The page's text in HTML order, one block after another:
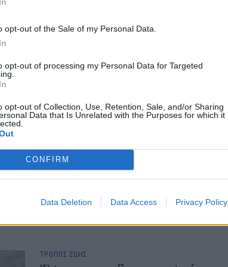
opt-out of the Sale of my Personal Data.
opt-out of processing my Personal Data for Targeted
opt-out of Collection, Use, Retention, Sale, and/or Sharing
Data that Is Unrelated with the Purposes for which it
CONFIRM
Data Deletion Data Access Privacy Policy
Ασφάλεια ζωής: Πότε αξίζει,
και πώς να επιλέξετε
αντιμέτωποι με ένα συμβόλαιο ασφάλισης
«αν τώρα είναι η κατάλληλη στιγμή για να το
κάνω», «αν πραγματικά αξίζει ή αποτελεί ένα
επιπλέον, περιττό έξοδο», αλλά και «ποιες
συμβόλαιό μου».
NEWSROOM/04 Αυγ 2026
ΤΡΟΠΟΣ ΖΩΗΣ